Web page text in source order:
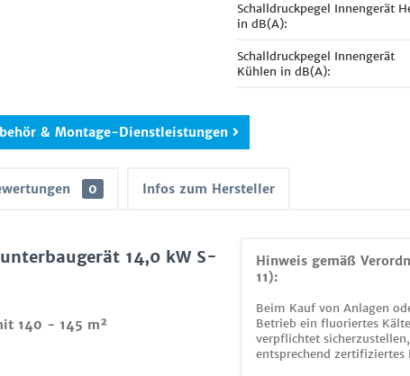
Schalldruckpegel Innengerät
in dB(A):
Schalldruckpegel Innengerät
Kühlen in dB(A):
& Montage-Dienstleistungen
0 Infos zum Hersteller
Hinweis gemäß
11):
Beim Kauf von Anlagen
Betrieb ein fluoriertes
verpflichtet
entsprechend
14,0 kW S-
140 - 145 m²